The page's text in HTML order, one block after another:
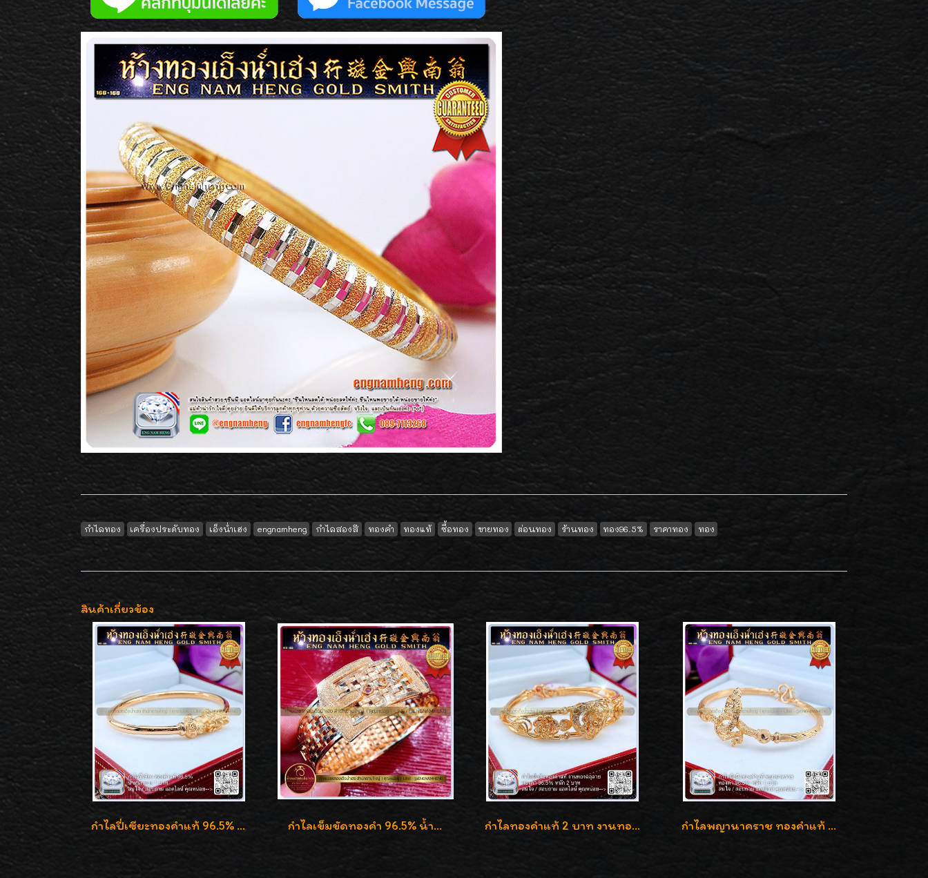
กำไลทอง เครื่องประดับทอง เอ็งน่ำเฮง engnamheng กำไลสองสี ทองคำ ทองแท้ ซื้อทอง ขายทอง ผ่อนทอง ร้านทอง ทอง96.5% ราคาทอง ทอง
สินค้าเกี่ยวข้อง
กำไลปี่เซียะทองคำแท้ 96.5% น้ำหนัก 1 บาท เสริมโชคลาภ กำไลเข็มขัดทองคำ 96.5% น้ำหนัก 3 บาท หรูหรา สวยมากๆค่ะ กำไลทองคำแท้ 2 บาท งานทองฉลุลาย ดีไซน์หรูหรา สวยคลาสสิค กำไลพญานาคราช ทองคำแท้ 96.5% น้ำหนัก 1 บาท เสริมสิริมงคล